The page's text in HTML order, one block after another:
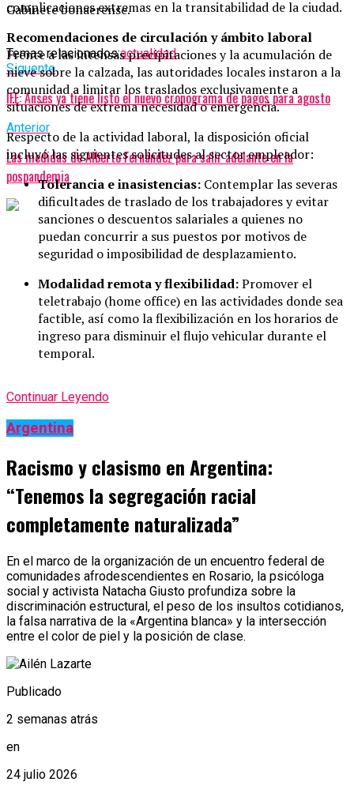
Gabinete bonaerense.
Temas relacionados:actualidad
Siguente
IFE: Anses ya tiene listo el nuevo cronograma de pagos para agosto
Anterior
Las medidas de Alberto Fernández para salir adelante en la
pospandemia
complicaciones extremas en la transitabilidad de la ciudad.
Recomendaciones de circulación y ámbito laboral
Frente a las intensas precipitaciones y la acumulación de
nieve sobre la calzada, las autoridades locales instaron a la
comunidad a limitar los traslados exclusivamente a
situaciones de extrema necesidad o emergencia.
Respecto de la actividad laboral, la disposición oficial
incluyó las siguientes solicitudes al sector empleador:
Tolerancia e inasistencias: Contemplar las severas
dificultades de traslado de los trabajadores y evitar
sanciones o descuentos salariales a quienes no
puedan concurrir a sus puestos por motivos de
seguridad o imposibilidad de desplazamiento.
Modalidad remota y flexibilidad:Promover el
teletrabajo (home office) en las actividades donde sea
factible, así como la flexibilización en los horarios de
ingreso para disminuir el flujo vehicular durante el
temporal.
Continuar Leyendo
Argentina
Racismo y clasismo en Argentina:
“Tenemos la segregación racial
completamente naturalizada”
En el marco de la organización de un encuentro federal de
comunidades afrodescendientes en Rosario, la psicóloga
social y activista Natacha Giusto profundiza sobre la
discriminación estructural, el peso de los insultos cotidianos,
la falsa narrativa de la «Argentina blanca» y la intersección
entre el color de piel y la posición de clase.
Publicado
2 semanas atrás
en
24 julio 2026